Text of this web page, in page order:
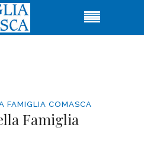
FAMIGLIA COMASCA
Famiglia